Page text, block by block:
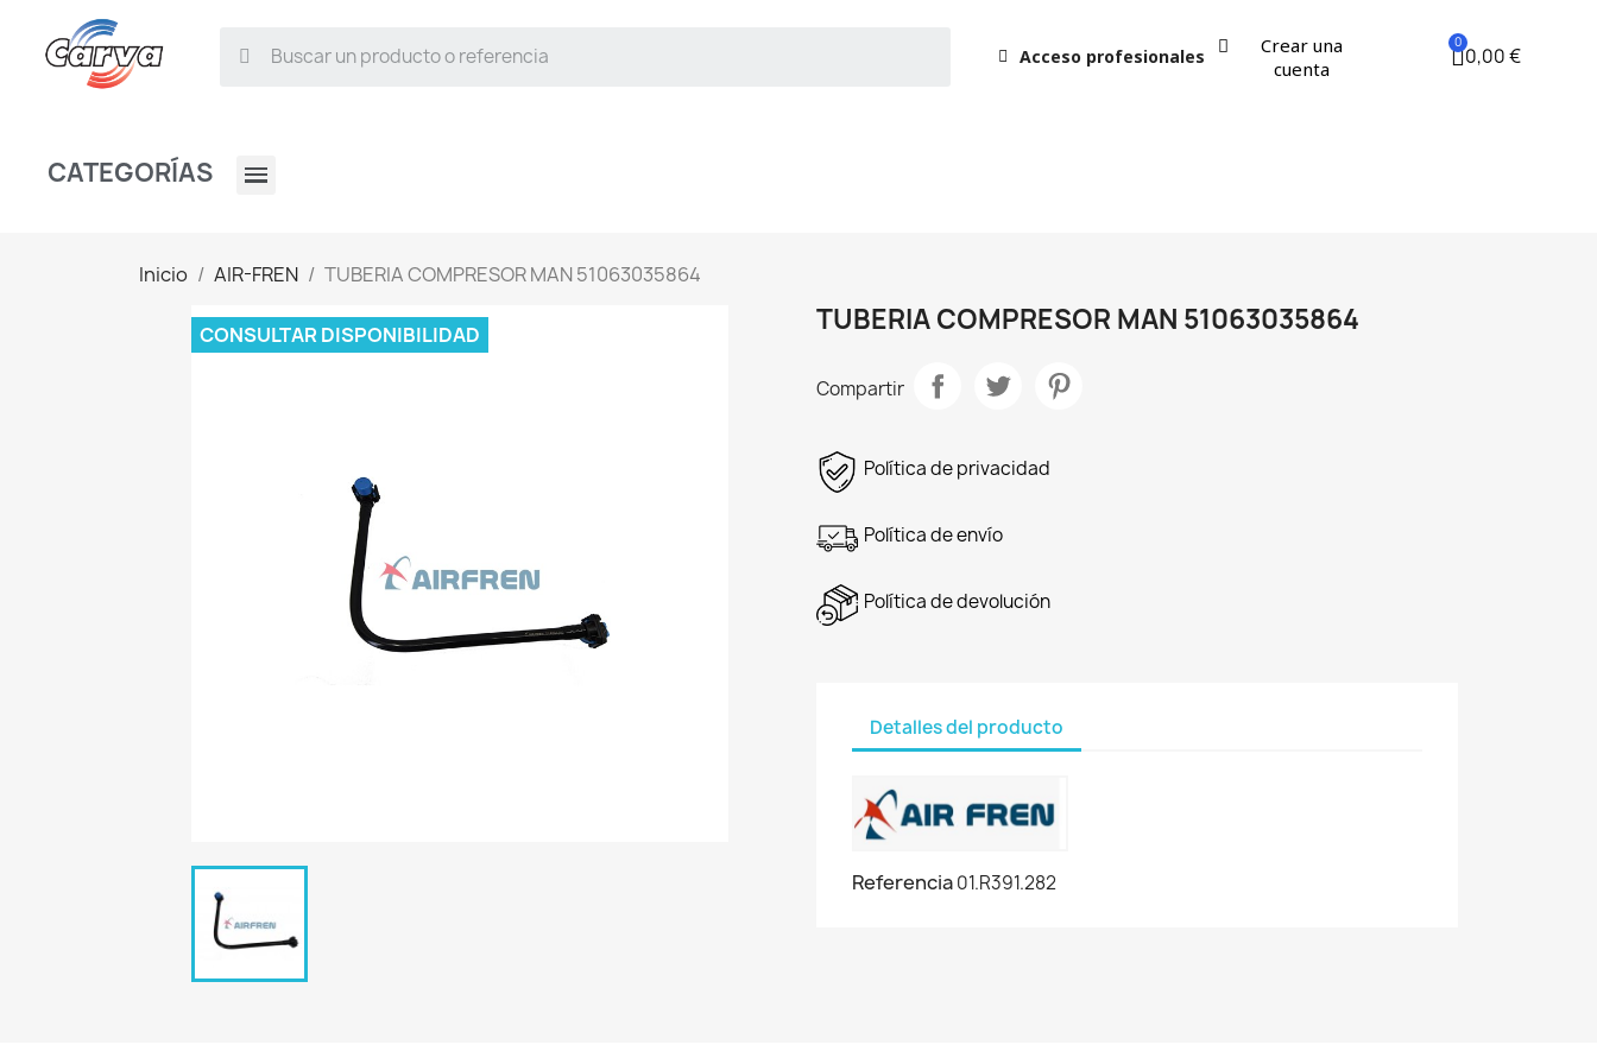
Acceso profesionales
Crear una
cuenta
0,00 €
CATEGORÍAS
Inicio AIR-FREN TUBERIA COMPRESOR MAN 51063035864
CONSULTAR DISPONIBILIDAD TUBERIA COMPRESOR MAN 51063035864
Compartir
Política de privacidad
Política de envío
Política de devolución
Detalles del producto
Referencia01.R391.282